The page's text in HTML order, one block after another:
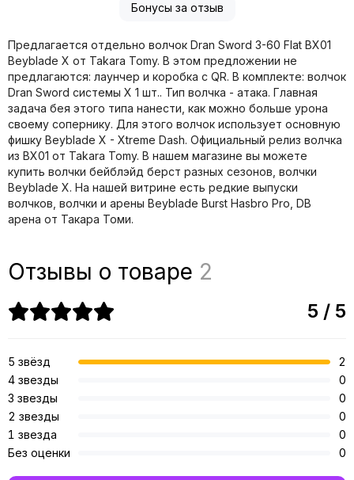
Бонусы за отзыв
Предлагается отдельно волчок Dran Sword 3-60 Flat BX01
Beyblade X от Takara Tomy. В этом предложении не
предлагаются: лаунчер и коробка с QR. В комплекте: волчок
Dran Sword системы X 1 шт.. Тип волчка - атака. Главная
задача бея этого типа нанести, как можно больше урона
своему сопернику. Для этого волчок использует основную
фишку Beyblade X - Xtreme Dash. Официальный релиз волчка
из BX01 от Takara Tomy. В нашем магазине вы можете
купить волчки бейблэйд берст разных сезонов, волчки
Beyblade X. На нашей витрине есть редкие выпуски
волчков, волчки и арены Beyblade Burst Hasbro Pro, DB
арена от Такара Томи.
Отзывы о товаре 2
5 / 5
5 звёзд
2
4 звезды
0
3 звезды
0
2 звезды
0
1 звезда
0
Без оценки
0